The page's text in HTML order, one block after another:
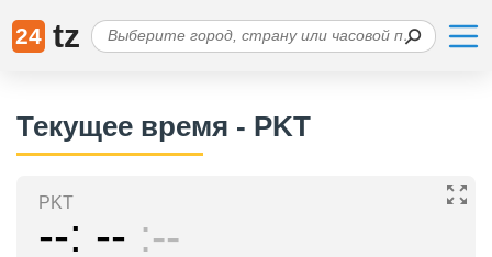
24 tz
Текущее время - PKT
PKT
-- -- --